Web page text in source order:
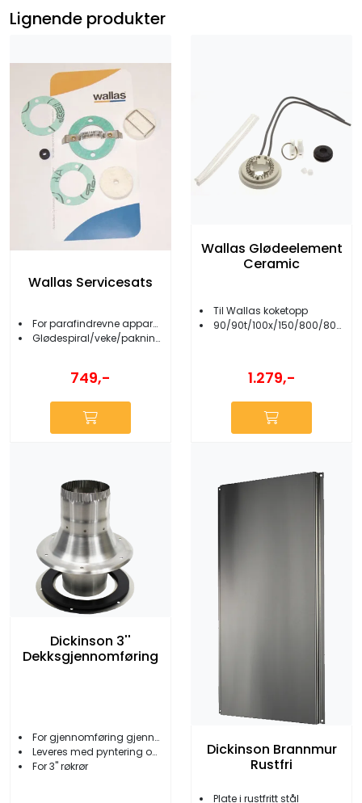
Lignende produkter
Wallas Servicesats
For parafindrevne apparater
Glødespiral/veke/pakninger
749,-
Wallas Glødeelement
Ceramic
Til Wallas koketopp
90/90t/100x/150/800/800t
1.279,-
Dickinson 3''
Dekksgjennomføring
For gjennomføring gjennom dekk/tak
Leveres med pyntering og pakning
For 3'' røkrør
Dickinson Brannmur
Rustfri
Plate i rustfritt stål